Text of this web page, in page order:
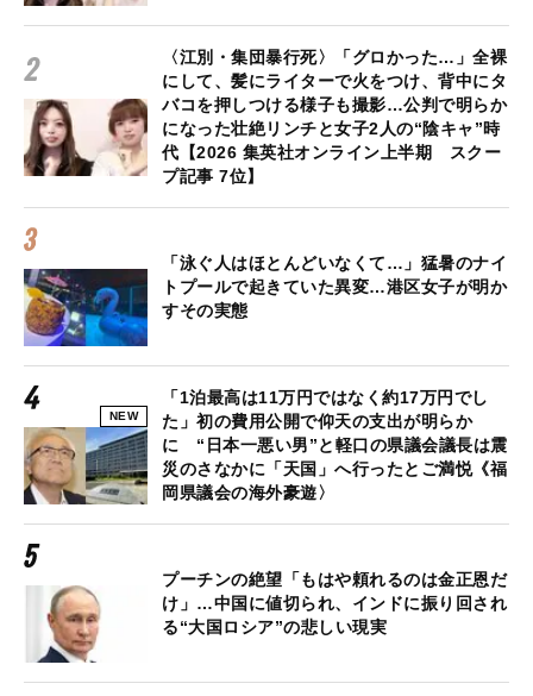
〈江別・集団暴行死〉「グロかった…」全裸
にして、髪にライターで火をつけ、背中にタ
バコを押しつける様子も撮影…公判で明らか
になった壮絶リンチと女子2人の“陰キャ”時
代【2026 集英社オンライン上半期 スクー
プ記事 7位】
「泳ぐ人はほとんどいなくて…」猛暑のナイ
トプールで起きていた異変…港区女子が明か
すその実態
NEW
「1泊最高は11万円ではなく約17万円でし
た」初の費用公開で仰天の支出が明らか
に “日本一悪い男”と軽口の県議会議長は震
災のさなかに「天国」へ行ったとご満悦《福
岡県議会の海外豪遊〉
プーチンの絶望「もはや頼れるのは金正恩だ
け」…中国に値切られ、インドに振り回され
る“大国ロシア”の悲しい現実